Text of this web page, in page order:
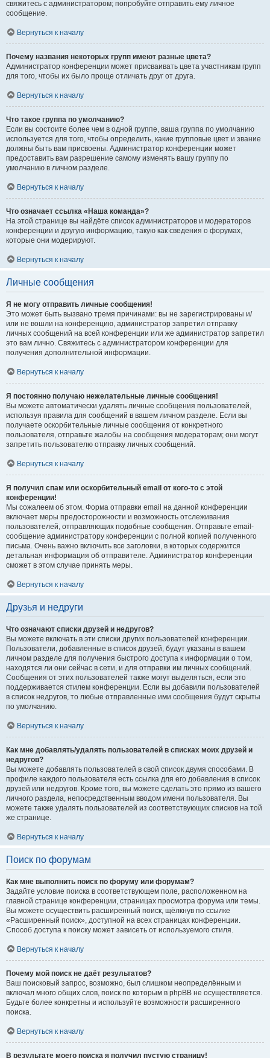
свяжитесь с администратором; попробуйте отправить ему личное
сообщение.
Вернуться к началу
Почему названия некоторых групп имеют разные цвета?
Администратор конференции может присваивать цвета участникам групп
для того, чтобы их было проще отличать друг от друга.
Вернуться к началу
Что такое группа по умолчанию?
Если вы состоите более чем в одной группе, ваша группа по умолчанию
используется для того, чтобы определить, какие групповые цвет и звание
должны быть вам присвоены. Администратор конференции может
предоставить вам разрешение самому изменять вашу группу по
умолчанию в личном разделе.
Вернуться к началу
Что означает ссылка «Наша команда»?
На этой странице вы найдёте список администраторов и модераторов
конференции и другую информацию, такую как сведения о форумах,
которые они модерируют.
Вернуться к началу
Личные сообщения
Я не могу отправить личные сообщения!
Это может быть вызвано тремя причинами: вы не зарегистрированы и/
или не вошли на конференцию, администратор запретил отправку
личных сообщений на всей конференции или же администратор запретил
это вам лично. Свяжитесь с администратором конференции для
получения дополнительной информации.
Вернуться к началу
Я постоянно получаю нежелательные личные сообщения!
Вы можете автоматически удалять личные сообщения пользователей,
используя правила для сообщений в вашем личном разделе. Если вы
получаете оскорбительные личные сообщения от конкретного
пользователя, отправьте жалобы на сообщения модераторам; они могут
запретить пользователю отправку личных сообщений.
Вернуться к началу
Я получил спам или оскорбительный email от кого-то с этой
конференции!
Мы сожалеем об этом. Форма отправки email на данной конференции
включает меры предосторожности и возможность отслеживания
пользователей, отправляющих подобные сообщения. Отправьте email-
сообщение администратору конференции с полной копией полученного
письма. Очень важно включить все заголовки, в которых содержится
детальная информация об отправителе. Администратор конференции
сможет в этом случае принять меры.
Вернуться к началу
Друзья и недруги
Что означают списки друзей и недругов?
Вы можете включать в эти списки других пользователей конференции.
Пользователи, добавленные в список друзей, будут указаны в вашем
личном разделе для получения быстрого доступа к информации о том,
находятся ли они сейчас в сети, и для отправки им личных сообщений.
Сообщения от этих пользователей также могут выделяться, если это
поддерживается стилем конференции. Если вы добавили пользователей
в список недругов, то любые отправленные ими сообщения будут скрыты
по умолчанию.
Вернуться к началу
Как мне добавлять/удалять пользователей в списках моих друзей и
недругов?
Вы можете добавлять пользователей в свой список двумя способами. В
профиле каждого пользователя есть ссылка для его добавления в список
друзей или недругов. Кроме того, вы можете сделать это прямо из вашего
личного раздела, непосредственным вводом имени пользователя. Вы
можете также удалять пользователей из соответствующих списков на той
же странице.
Вернуться к началу
Поиск по форумам
Как мне выполнить поиск по форуму или форумам?
Задайте условие поиска в соответствующем поле, расположенном на
главной странице конференции, страницах просмотра форума или темы.
Вы можете осуществить расширенный поиск, щёлкнув по ссылке
«Расширенный поиск», доступной на всех страницах конференции.
Способ доступа к поиску может зависеть от используемого стиля.
Вернуться к началу
Почему мой поиск не даёт результатов?
Ваш поисковый запрос, возможно, был слишком неопределённым и
включал много общих слов, поиск по которым в phpBB не осуществляется.
Будьте более конкретны и используйте возможности расширенного
поиска.
Вернуться к началу
В результате моего поиска я получил пустую страницу!